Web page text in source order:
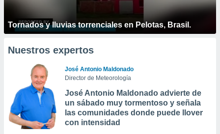
Tornados y lluvias torrenciales en Pelotas, Brasil.
Nuestros expertos
José Antonio Maldonado
Director de Meteorología
José Antonio Maldonado advierte de
un sábado muy tormentoso y señala
las comunidades donde puede llover
con intensidad